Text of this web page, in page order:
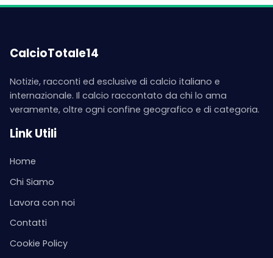
CalcioTotale14
Notizie, racconti ed esclusive di calcio italiano e
internazionale. Il calcio raccontato da chi lo ama
veramente, oltre ogni confine geografico e di categoria.
Link Utili
Home
Chi Siamo
Lavora con noi
Contatti
Cookie Policy